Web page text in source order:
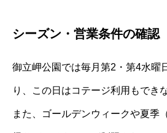
シーズン・営業条件の確認
御立岬公園では毎月第2・第4水曜
り、この日はコテージ利用もでき
また、ゴールデンウィークや夏季